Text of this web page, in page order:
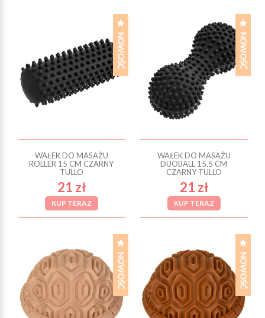
WAŁEK DO MASAŻU
ROLLER 15 CM CZARNY
TULLO
21 zł
KUP TERAZ
WAŁEK DO MASAŻU
DUOBALL 15,5 CM
CZARNY TULLO
21 zł
KUP TERAZ